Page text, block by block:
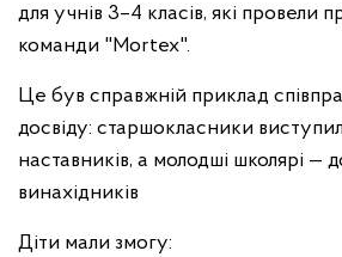
для учнів 3–4 класів, які провели
команди "Mortex".
Це був справжній приклад
досвіду: старшокласники
наставників, а молодші школярі —
винахідників
Діти мали змогу: